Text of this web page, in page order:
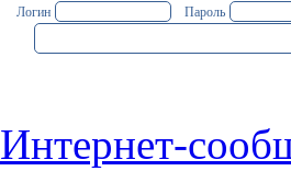
Логин Пароль
Интернет-